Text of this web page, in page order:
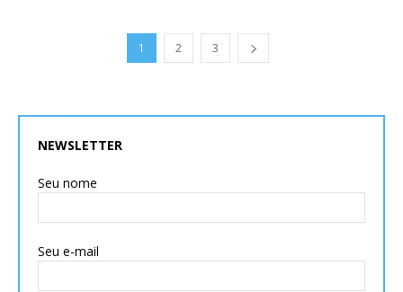
1 2 3
NEWSLETTER
Seu nome
Seu e-mail